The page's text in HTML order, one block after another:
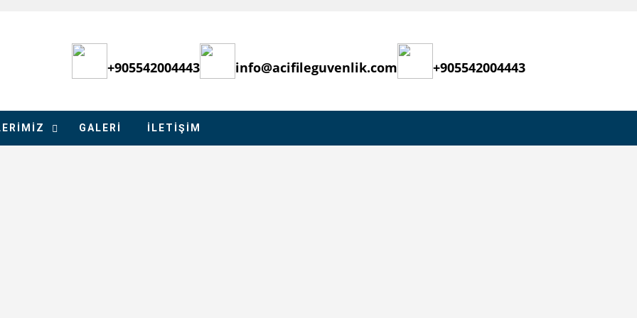
+905542004443
info@acifileguvenlik.com
+905542004443
GALERI İLETIŞIM